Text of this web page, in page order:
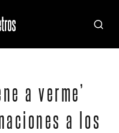
a verme’
a los